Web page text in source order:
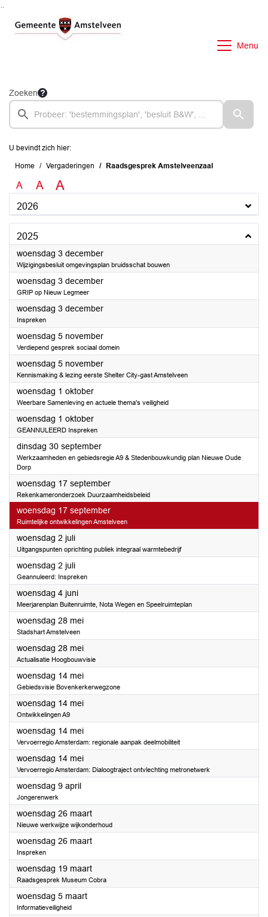
Menu
Zoeken
U bevindt zich hier:
Home Vergaderingen Raadsgesprek Amstelveenzaal
A A A
2026
2025
woensdag 3 december2025
Wijzigingsbesluit omgevingsplan bruidsschat bouwen
woensdag 3 december2025
GRIP op Nieuw Legmeer
woensdag 3 december2025
Inspreken
woensdag 5 november2025
Verdiepend gesprek sociaal domein
woensdag 5 november2025
Kennismaking & lezing eerste Shelter City-gast Amstelveen
woensdag 1 oktober2025
Weerbare Samenleving en actuele thema's veiligheid
woensdag 1 oktober2025
GEANNULEERD Inspreken
dinsdag 30 september2025
Werkzaamheden en gebiedsregie A9 & Stedenbouwkundig plan Nieuwe Oude
Dorp
woensdag 17 september2025
Rekenkameronderzoek Duurzaamheidsbeleid
woensdag 17 september2025
Ruimtelijke ontwikkelingen Amstelveen
woensdag 2 juli2025
Uitgangspunten oprichting publiek integraal warmtebedrijf
woensdag 2 juli2025
Geannuleerd: Inspreken
woensdag 4 juni2025
Meerjarenplan Buitenruimte, Nota Wegen en Speelruimteplan
woensdag 28 mei2025
Stadshart Amstelveen
woensdag 28 mei2025
Actualisatie Hoogbouwvisie
woensdag 14 mei2025
Gebiedsvisie Bovenkerkerwegzone
woensdag 14 mei2025
Ontwikkelingen A9
woensdag 14 mei2025
Vervoerregio Amsterdam: regionale aanpak deelmobiliteit
woensdag 14 mei2025
Vervoerregio Amsterdam: Dialoogtraject ontvlechting metronetwerk
woensdag 9 april2025
Jongerenwerk
woensdag 26 maart2025
Nieuwe werkwijze wijkonderhoud
woensdag 26 maart2025
Inspreken
woensdag 19 maart2025
Raadsgesprek Museum Cobra
woensdag 5 maart2025
Informatieveiligheid